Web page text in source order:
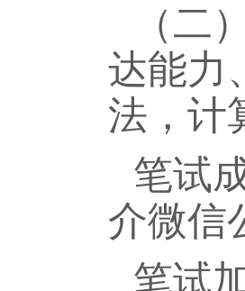
（二
达能力
法，计
笔试
介微信
笔试